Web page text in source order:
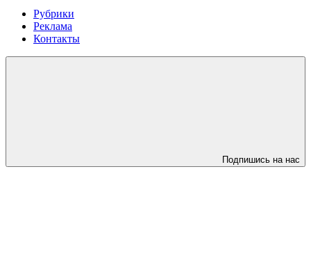
Рубрики
Реклама
Контакты
Подпишись на нас